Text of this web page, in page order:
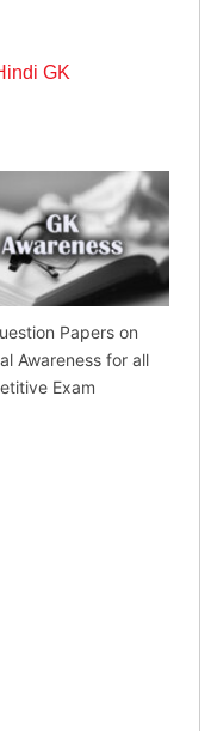
GK
Papers on
Awareness for all
Exam